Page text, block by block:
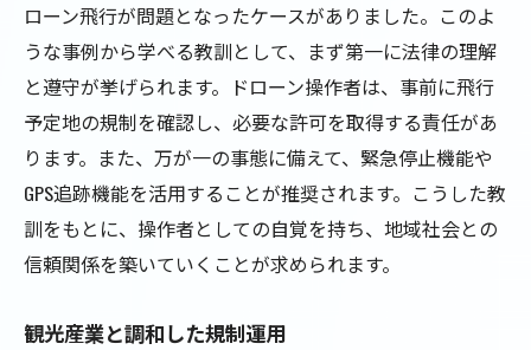
ローン飛行が問題となったケースがありました。このよ
うな事例から学べる教訓として、まず第一に法律の理解
と遵守が挙げられます。ドローン操作者は、事前に飛行
予定地の規制を確認し、必要な許可を取得する責任があ
ります。また、万が一の事態に備えて、緊急停止機能や
GPS追跡機能を活用することが推奨されます。こうした教
訓をもとに、操作者としての自覚を持ち、地域社会との
信頼関係を築いていくことが求められます。
観光産業と調和した規制運用